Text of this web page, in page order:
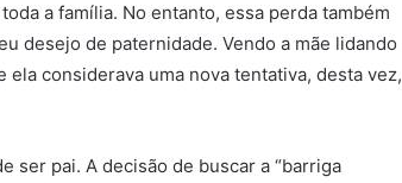
a família. No entanto, essa perda também
desejo de paternidade. Vendo a mãe lidando
considerava uma nova tentativa, desta vez,
ser pai. A decisão de buscar a “barriga